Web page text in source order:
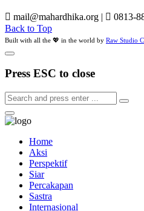
mail@mahardhika.org |
0813-
Back to Top
Built with all the 💖 in the world by Raw Studio
Press ESC to close
Home
Aksi
Perspektif
Siar
Percakapan
Sastra
Internasional